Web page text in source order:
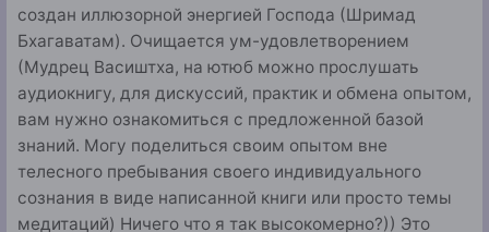
создан иллюзорной энергией Господа (Шримад
Бхагаватам). Очищается ум-удовлетворением
(Мудрец Васиштха, на ютюб можно прослушать
аудиокнигу, для дискуссий, практик и обмена опытом,
вам нужно ознакомиться с предложенной базой
знаний. Могу поделиться своим опытом вне
телесного пребывания своего индивидуального
сознания в виде написанной книги или просто темы
медитаций) Ничего что я так высокомерно?)) Это